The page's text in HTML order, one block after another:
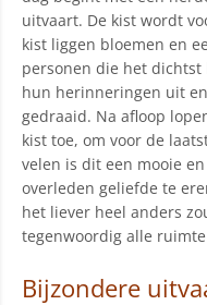
uitvaart. De kist wordt
kist liggen bloemen en
personen die het
hun herinneringen uit
gedraaid. Na afloop
kist toe, om voor de
velen is dit een mooie
overleden geliefde te
het liever heel anders
tegenwoordig alle
Bijzondere